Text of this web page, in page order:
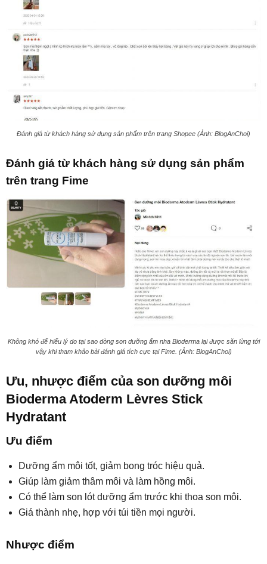
Đánh giá từ khách hàng sử dụng sản phẩm trên trang Shopee (Ảnh: BlogAnChoi)
Đánh giá từ khách hàng sử dụng sản phẩm
trên trang Fime
Không khó để hiểu lý do tại sao dòng son dưỡng ẩm nha Bioderma lại được săn lùng tới
vậy khi tham khảo bài đánh giá tích cực tại Fime. (Ảnh: BlogAnChoi)
Ưu, nhược điểm của son dưỡng môi
Bioderma Atoderm Lèvres Stick
Hydratant
Ưu điểm
Dưỡng ẩm môi tốt, giảm bong tróc hiệu quả.
Giúp làm giảm thâm môi và làm hồng môi.
Có thể làm son lót dưỡng ẩm trước khi thoa son môi.
Giá thành nhẹ, hợp với túi tiền mọi người.
Nhược điểm